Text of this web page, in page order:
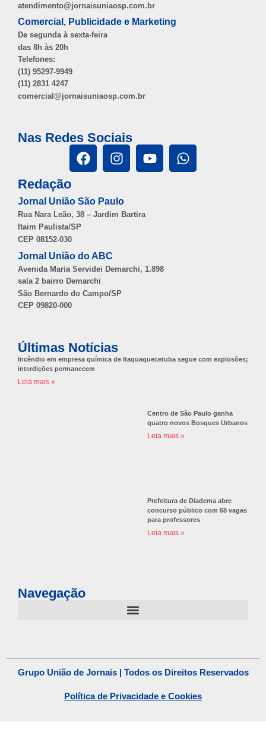
atendimento@jornaisuniaosp.com.br
Comercial, Publicidade e Marketing
De segunda à sexta-feira
das 8h às 20h
Telefones:
(11) 95297-9949
(11) 2831 4247
comercial@jornaisuniaosp.com.br
Nas Redes Sociais
Redação
Jornal União São Paulo
Rua Nara Leão, 38 – Jardim Bartira
Itaim Paulista/SP
CEP 08152-030
Jornal União do ABC
Avenida Maria Servidei Demarchi, 1.898
sala 2 bairro Demarchi
São Bernardo do Campo/SP
CEP 09820-000
Últimas Notícias
Incêndio em empresa química de Itaquaquecetuba segue com explosões;
interdições permanecem
Leia mais »
Centro de São Paulo ganha
quatro novos Bosques Urbanos
Leia mais »
Prefeitura de Diadema abre
concurso público com 68 vagas
para professores
Leia mais »
Navegação
Grupo União de Jornais | Todos os Direitos Reservados
Política de Privacidade e Cookies